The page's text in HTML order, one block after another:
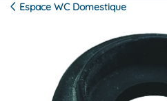
Espace WC Domestique